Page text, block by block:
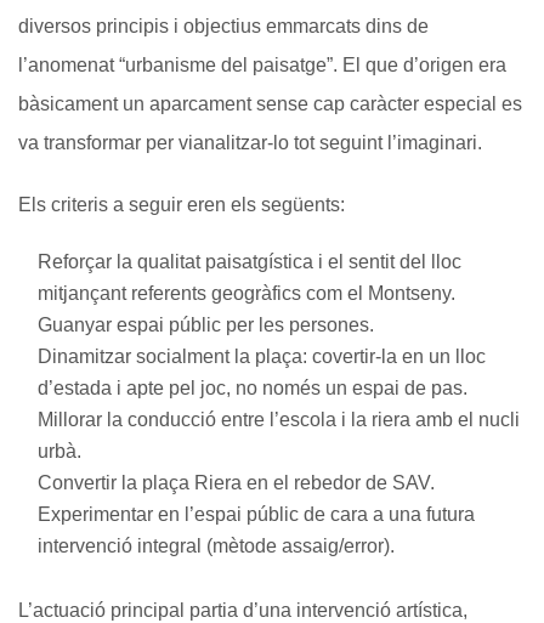
diversos principis i objectius emmarcats dins de
l’anomenat “urbanisme del paisatge”. El que d’origen era
bàsicament un aparcament sense cap caràcter especial es
va transformar per vianalitzar-lo tot seguint l’imaginari.
Els criteris a seguir eren els següents:
Reforçar la qualitat paisatgística i el sentit del lloc
mitjançant referents geogràfics com el Montseny.
Guanyar espai públic per les persones.
Dinamitzar socialment la plaça: covertir-la en un lloc
d’estada i apte pel joc, no només un espai de pas.
Millorar la conducció entre l’escola i la riera amb el nucli
urbà.
Convertir la plaça Riera en el rebedor de SAV.
Experimentar en l’espai públic de cara a una futura
intervenció integral (mètode assaig/error).
L’actuació principal partia d’una intervenció artística,